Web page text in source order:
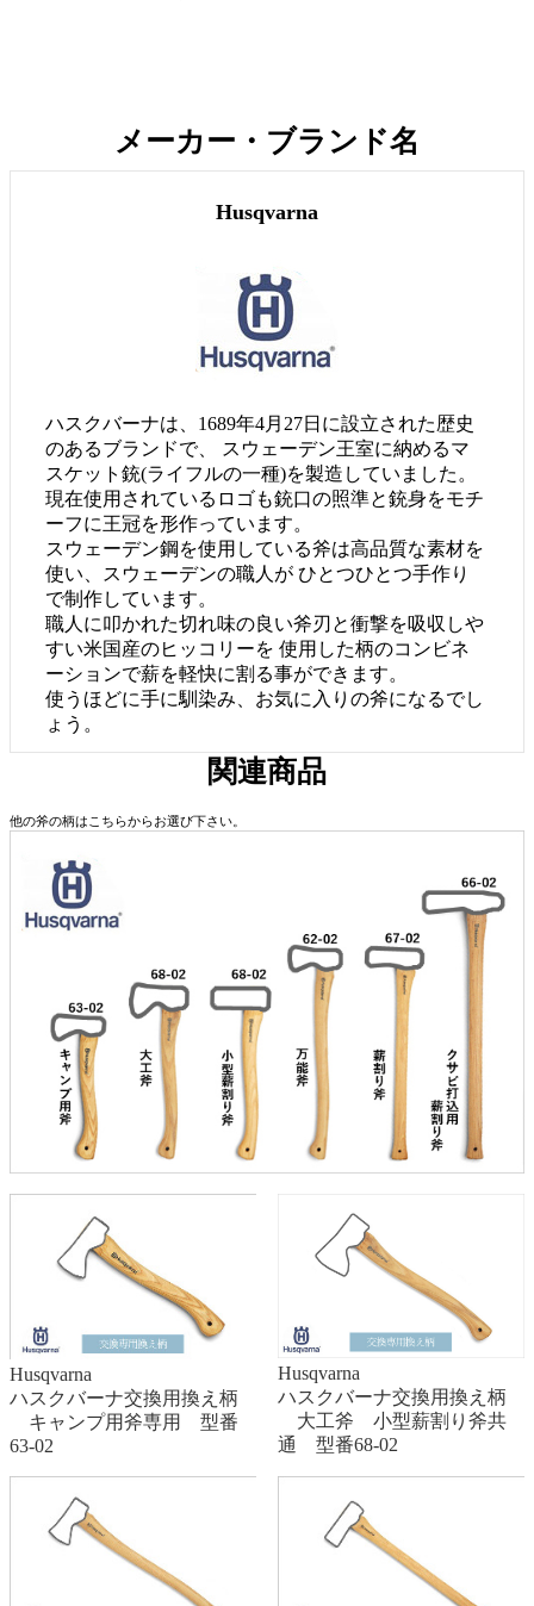
メーカー・ブランド名
Husqvarna
ハスクバーナは、1689年4月27日に設立された歴史
のあるブランドで、 スウェーデン王室に納めるマ
スケット銃(ライフルの一種)を製造していました。
現在使用されているロゴも銃口の照準と銃身をモチ
ーフに王冠を形作っています。
スウェーデン鋼を使用している斧は高品質な素材を
使い、スウェーデンの職人が ひとつひとつ手作り
で制作しています。
職人に叩かれた切れ味の良い斧刃と衝撃を吸収しや
すい米国産のヒッコリーを 使用した柄のコンビネ
ーションで薪を軽快に割る事ができます。
使うほどに手に馴染み、お気に入りの斧になるでし
ょう。
関連商品
他の斧の柄はこちらからお選び下さい。
Husqvarna
ハスクバーナ交換用換え柄
キャンプ用斧専用 型番
63-02
Husqvarna
ハスクバーナ交換用換え柄
大工斧 小型薪割り斧共
通 型番68-02